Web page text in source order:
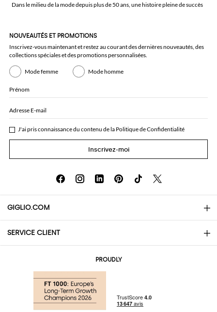
Dans le milieu de la mode depuis plus de 50 ans, une histoire pleine de succès
NOUVEAUTÉS ET PROMOTIONS
Inscrivez-vous maintenant et restez au courant des dernières nouveautés, des
collections spéciales et des promotions personnalisées.
Mode femme Mode homme
Prénom
Adresse E-mail
J'ai pris connaissance du contenu de la Politique de Confidentialité
Inscrivez-moi
GIGLIO.COM
About
Community Store
SERVICE CLIENT
Retours et Remboursements
PROUDLY